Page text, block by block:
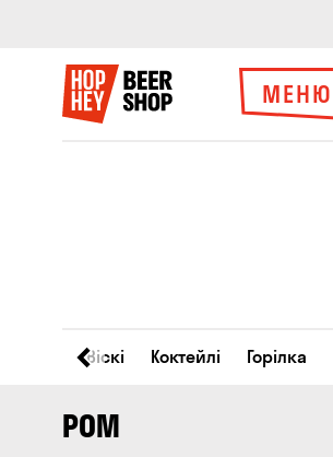
МЕНЮ
Віскі Коктейлі Горілка
РОМ